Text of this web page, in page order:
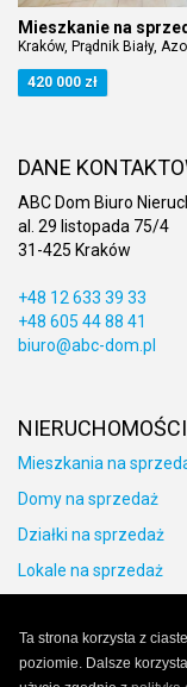
Mieszkanie na
Kraków, Prądnik Biały,
420 000 zł
DANE
ABC Dom Biuro
al. 29 listopada 75/4
31-425 Kraków
+48 12 633 39 33
+48 605 44 88 41
biuro@abc-dom.pl
NIERUCHOMOŚCI
Mieszkania na
Domy na sprzedaż
Działki na sprzedaż
Lokale na sprzedaż
OSTATNIO OGLĄDANE
Ta strona korzysta z
poziomie. Dalsze